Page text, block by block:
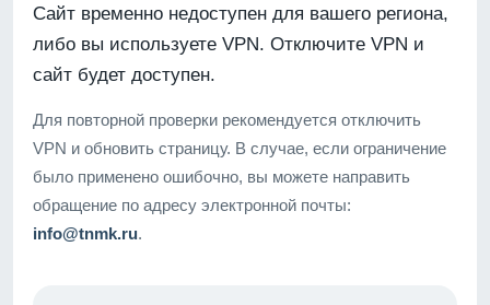
Сайт временно недоступен для вашего региона,
либо вы используете VPN. Отключите VPN и
сайт будет доступен.
Для повторной проверки рекомендуется отключить
VPN и обновить страницу. В случае, если ограничение
было применено ошибочно, вы можете направить
обращение по адресу электронной почты:
info@tnmk.ru.